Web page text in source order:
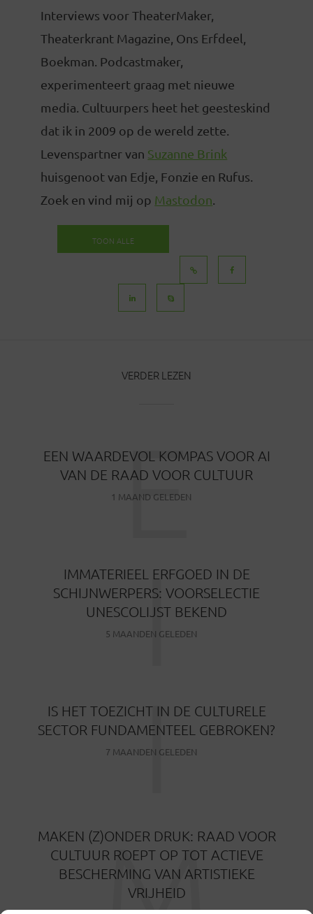
Interviews voor TheaterMaker,
Theaterkrant Magazine, Ons Erfdeel,
Boekman. Podcastmaker,
experimenteert graag met nieuwe
media. Cultuurpers heet het geesteskind
dat ik in 2009 op de wereld zette.
Levenspartner van Suzanne Brink
huisgenoot van Edje, Fonzie en Rufus.
Zoek en vind mij op Mastodon
TOON ALLE
VERDER LEZEN
EEN WAARDEVOL KOMPAS VOOR AI
VAN DE RAAD VOOR CULTUUR
1 MAAND GELEDEN
E
IMMATERIEEL ERFGOED IN DE
SCHIJNWERPERS: VOORSELECTIE
UNESCOLIJST BEKEND
5 MAANDEN GELEDEN
I
IS HET TOEZICHT IN DE CULTURELE
SECTOR FUNDAMENTEEL GEBROKEN?
7 MAANDEN GELEDEN
I
MAKEN (Z)ONDER DRUK: RAAD VOOR
CULTUUR ROEPT OP TOT ACTIEVE
BESCHERMING VAN ARTISTIEKE
VRIJHEID